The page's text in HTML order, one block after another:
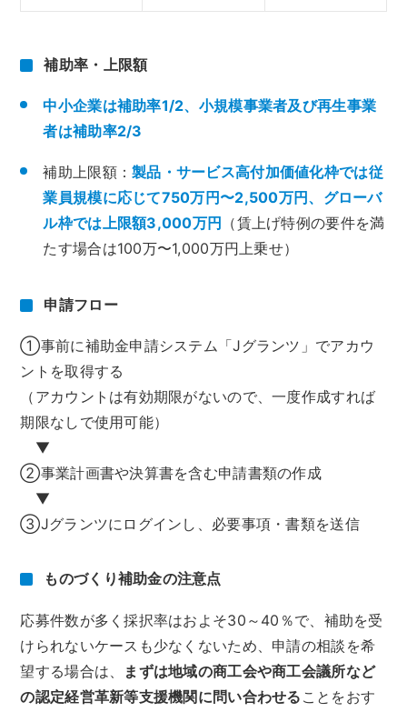
補助率・上限額
中小企業は補助率1/2、小規模事業者及び再生事業
者は補助率2/3
補助上限額：製品・サービス高付加価値化枠では従
業員規模に応じて750万円〜2,500万円、グローバ
ル枠では上限額3,000万円 （賃上げ特例の要件を満
たす場合は100万〜1,000万円上乗せ）
申請フロー
①事前に補助金申請システム「Jグランツ」でアカウ
ントを取得する
（アカウントは有効期限がないので、一度作成すれば
期限なしで使用可能）
▼
②事業計画書や決算書を含む申請書類の作成
▼
③Jグランツにログインし、必要事項・書類を送信
ものづくり補助金の注意点
応募件数が多く採択率はおよそ30～40％で、補助を受
けられないケースも少なくないため、申請の相談を希
望する場合は、
まずは地域の商工会や商工会議所など
の認定経営革新等支援機関に問い合わせる ことをおす